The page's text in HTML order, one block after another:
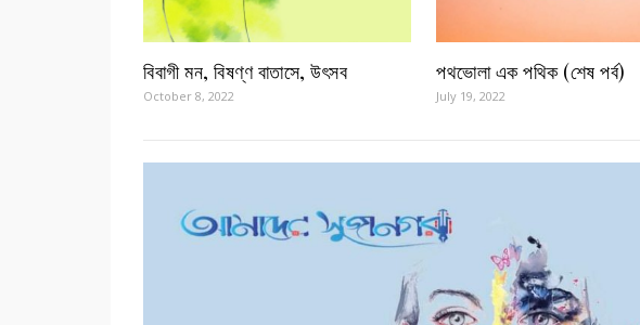
বিবাগী মন, বিষণ্ণ বাতাসে, উৎসব
October 8, 2022
পথভোলা এক পথিক (শেষ পর্ব)
July 19, 2022